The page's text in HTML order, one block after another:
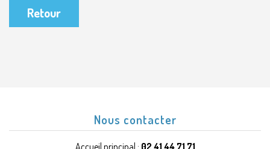
Retour
Nous contacter